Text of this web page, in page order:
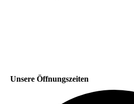
Unsere Öffnungszeiten